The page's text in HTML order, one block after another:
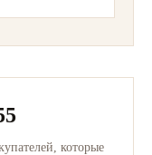
которые